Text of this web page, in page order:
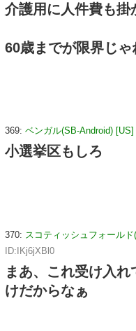
介護用に人件費も掛
60歳までが限界じゃ
369: ベンガル(SB-Android) [US]
小選挙区もしろ
370: スコティッシュフォールド
ID:IKj6jXBl0
まあ、これ受け入
けだからなぁ